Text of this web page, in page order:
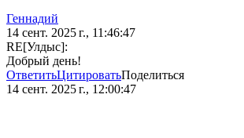
Геннадий
14 сент. 2025 г., 11:46:47
RE[Улдыс]:
Добрый день!
ОтветитьЦитироватьПоделиться
14 сент. 2025 г., 12:00:47